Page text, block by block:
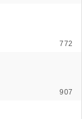
772
907